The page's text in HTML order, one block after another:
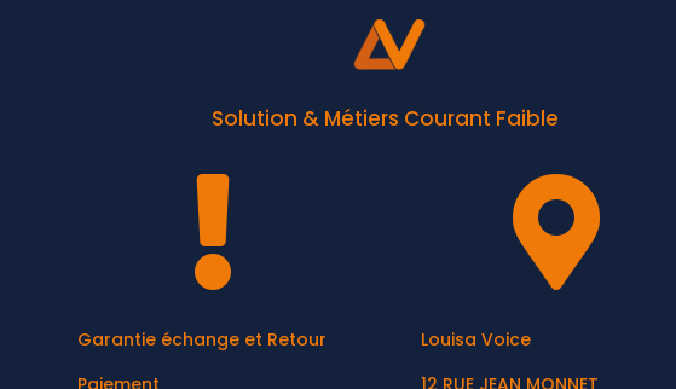
Solution & Métiers Courant Faible

Garantie échange et Retour

Louisa Voice